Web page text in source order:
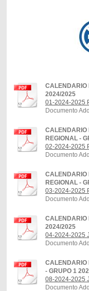
CALENDARIO
2024/2025
01-2024-2025
Documento
CALENDARIO
REGIONAL -
02-2024-2025
Documento
CALENDARIO
REGIONAL -
03-2024-2025
Documento
CALENDARIO
2024/2025
04-2024-2025
Documento
CALENDARIO
- GRUPO 1
08-2024-2025
Documento